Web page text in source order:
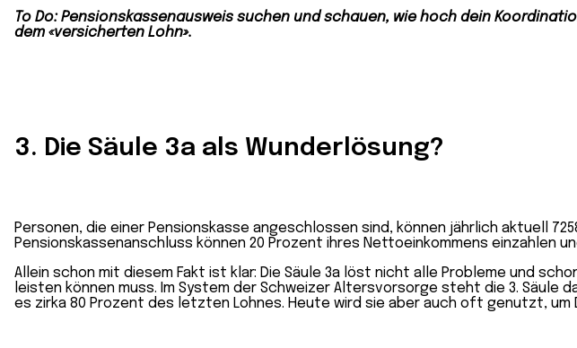
To Do: Pensionskassenausweis suchen und schauen, wie hoch dein
dem «versicherten Lohn».
3. Die Säule 3a als Wunderlösung?
Personen, die einer Pensionskasse angeschlossen sind, können jährlich aktuell
Pensionskassenanschluss können 20 Prozent ihres Nettoeinkommens einzahlen
Allein schon mit diesem Fakt ist klar: Die Säule 3a löst nicht alle Probleme und
leisten können muss. Im System der Schweizer Altersvorsorge steht die 3.
es zirka 80 Prozent des letzten Lohnes. Heute wird sie aber auch oft genutzt, um